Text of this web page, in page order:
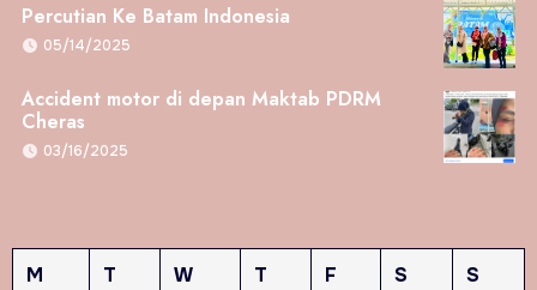
Percutian Ke Batam Indonesia
05/14/2025
Accident motor di depan Maktab PDRM
Cheras
03/16/2025
M T W T F S
S